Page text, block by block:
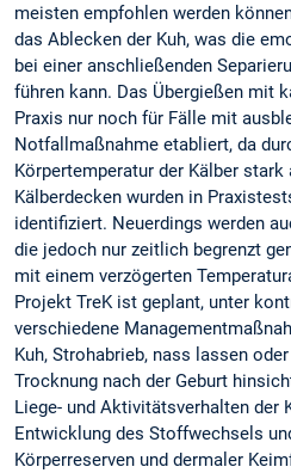
meisten empfohlen werden
das Ablecken der Kuh, was die
bei einer anschließenden
führen kann. Das Übergießen mit
Praxis nur noch für Fälle mit
Notfallmaßnahme etabliert, da
Körpertemperatur der Kälber
Kälberdecken wurden in
identifiziert. Neuerdings werden
die jedoch nur zeitlich begrenzt
mit einem verzögerten
Projekt TreK ist geplant, unter
verschiedene
Kuh, Strohabrieb, nass lassen
Trocknung nach der Geburt
Liege- und Aktivitätsverhalten der
Entwicklung des Stoffwechsels
Körperreserven und dermaler